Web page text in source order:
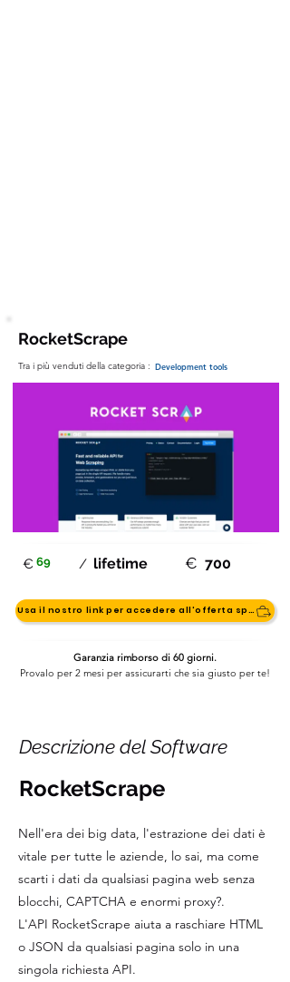
RocketScrape
Tra i più venduti della categoria : Development tools
€ 69 / lifetime € 700
Usa il nostro link per accedere all'offerta speciale
Garanzia rimborso di 60 giorni.
Provalo per 2 mesi per assicurarti che sia giusto per te!
Descrizione del Software
RocketScrape
Nell'era dei big data, l'estrazione dei dati è
vitale per tutte le aziende, lo sai, ma come
scarti i dati da qualsiasi pagina web senza
blocchi, CAPTCHA e enormi proxy?.
L'API RocketScrape aiuta a raschiare HTML
o JSON da qualsiasi pagina solo in una
singola richiesta API.